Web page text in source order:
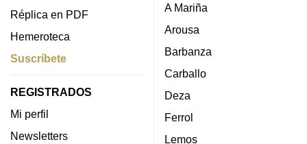
Réplica en PDF
Hemeroteca
Suscríbete
REGISTRADOS
Mi perfil
Newsletters
A Mariña
Arousa
Barbanza
Carballo
Deza
Ferrol
Lemos